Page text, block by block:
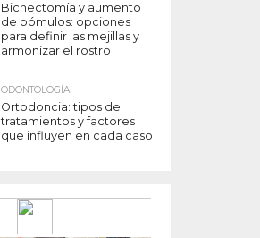
Bichectomía y aumento
de pómulos: opciones
para definir las mejillas y
armonizar el rostro
ODONTOLOGÍA
Ortodoncia: tipos de
tratamientos y factores
que influyen en cada caso